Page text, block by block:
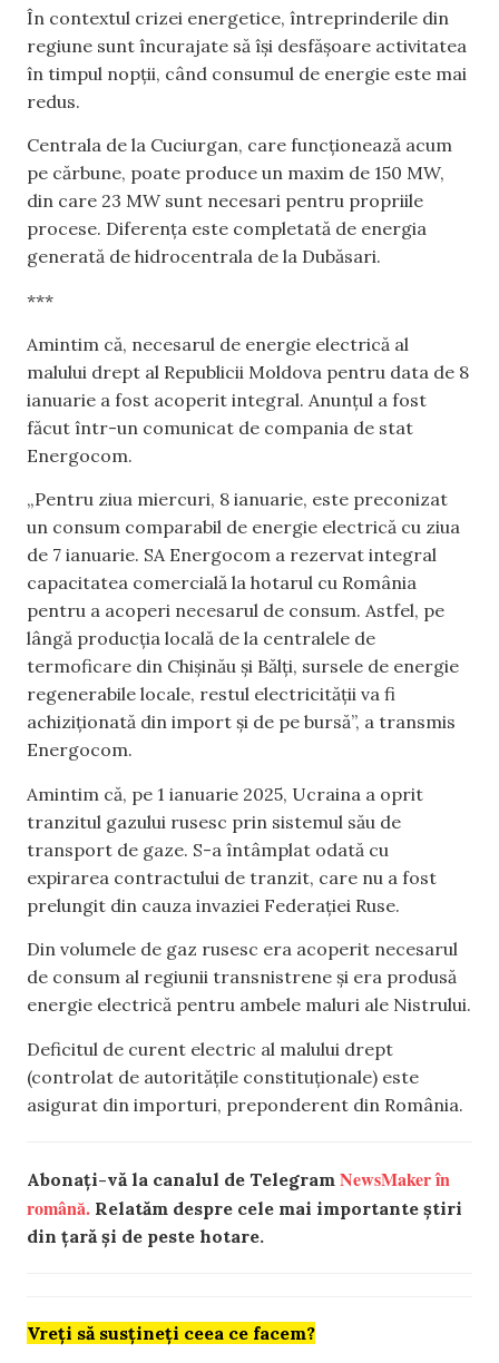
În contextul crizei energetice, întreprinderile din
regiune sunt încurajate să își desfășoare activitatea
în timpul nopții, când consumul de energie este mai
redus.
Centrala de la Cuciurgan, care funcționează acum
pe cărbune, poate produce un maxim de 150 MW,
din care 23 MW sunt necesari pentru propriile
procese. Diferența este completată de energia
generată de hidrocentrala de la Dubăsari.
***
Amintim că, necesarul de energie electrică al
malului drept al Republicii Moldova pentru data de 8
ianuarie a fost acoperit integral. Anunțul a fost
făcut într-un comunicat de compania de stat
Energocom.
„Pentru ziua miercuri, 8 ianuarie, este preconizat
un consum comparabil de energie electrică cu ziua
de 7 ianuarie. SA Energocom a rezervat integral
capacitatea comercială la hotarul cu România
pentru a acoperi necesarul de consum. Astfel, pe
lângă producția locală de la centralele de
termoficare din Chișinău și Bălți, sursele de energie
regenerabile locale, restul electricității va fi
achiziționată din import și de pe bursă”, a transmis
Energocom.
Amintim că, pe 1 ianuarie 2025, Ucraina a oprit
tranzitul gazului rusesc prin sistemul său de
transport de gaze. S-a întâmplat odată cu
expirarea contractului de tranzit, care nu a fost
prelungit din cauza invaziei Federației Ruse.
Din volumele de gaz rusesc era acoperit necesarul
de consum al regiunii transnistrene și era produsă
energie electrică pentru ambele maluri ale Nistrului.
Deficitul de curent electric al malului drept
(controlat de autoritățile constituționale) este
asigurat din importuri, preponderent din România.
Abonați-vă la canalul de Telegram NewsMaker în
română. Relatăm despre cele mai importante știri
din țară și de peste hotare.
Vreți să susțineți ceea ce facem?